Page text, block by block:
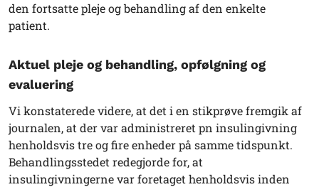
den fortsatte pleje og behandling af den enkelte
patient.
Aktuel pleje og behandling, opfølgning og
evaluering
Vi konstaterede videre, at det i en stikprøve fremgik af
journalen, at der var administreret pn insulingivning
henholdsvis tre og fire enheder på samme tidspunkt.
Behandlingsstedet redegjorde for, at
insulingivningerne var foretaget henholdsvis inden